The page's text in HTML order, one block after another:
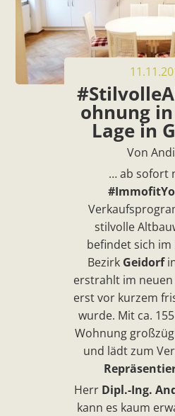
ohnung
Lage in
Von
… ab sofort
stilvolle
befindet sich
Bezirk Geidorf
erstrahlt im neuen
erst vor kurzem
wurde. Mit ca.
Wohnung
und lädt zum
Herr Dipl.-Ing.
kann es kaum